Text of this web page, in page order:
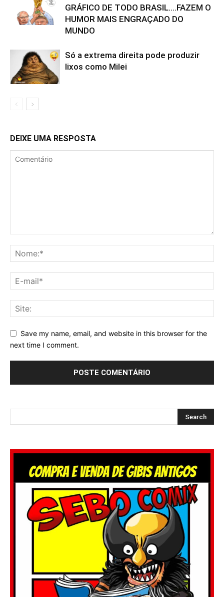
GRÁFICO DE TODO BRASIL….FAZEM O
HUMOR MAIS ENGRAÇADO DO
MUNDO
Só a extrema direita pode produzir
lixos como Milei
DEIXE UMA RESPOSTA
Save my name, email, and website in this browser for the
next time I comment.